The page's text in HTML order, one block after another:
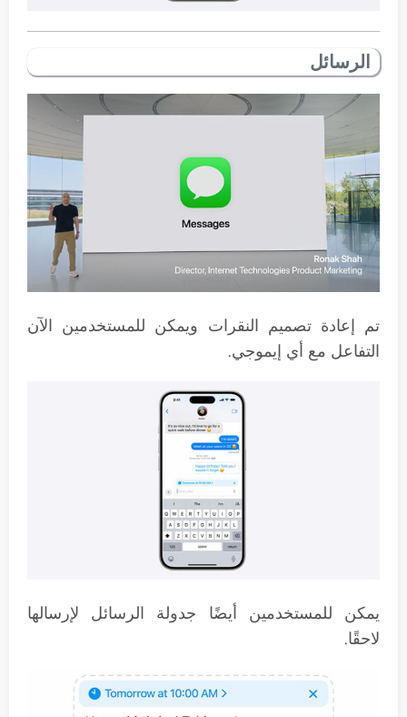
الرسائل
تم إعادة تصميم النقرات ويمكن للمستخدمين الآن
التفاعل مع أي إيموجي.
يمكن للمستخدمين أيضًا جدولة الرسائل لإرسالها
لاحقًا.